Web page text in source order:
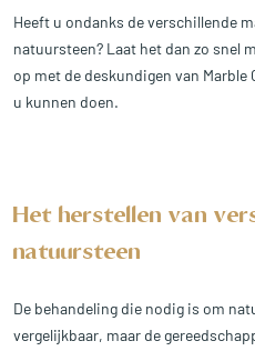
Heeft u ondanks de verschillende
natuursteen? Laat het dan zo snel
op met de deskundigen van
u kunnen doen.
Het herstellen van
natuursteen
De behandeling die nodig is om
vergelijkbaar, maar de